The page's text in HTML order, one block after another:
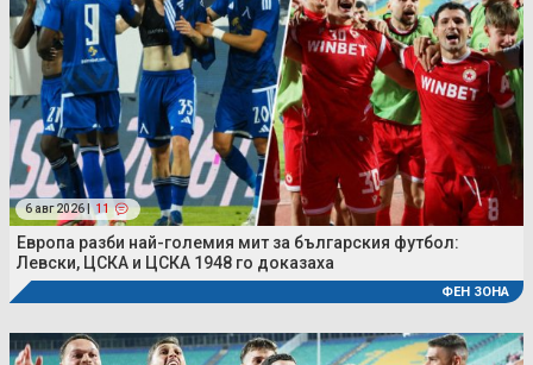
6 авг 2026 | 11
Европа разби най-големия мит за българския футбол:
Левски, ЦСКА и ЦСКА 1948 го доказаха
ФЕН ЗОНА